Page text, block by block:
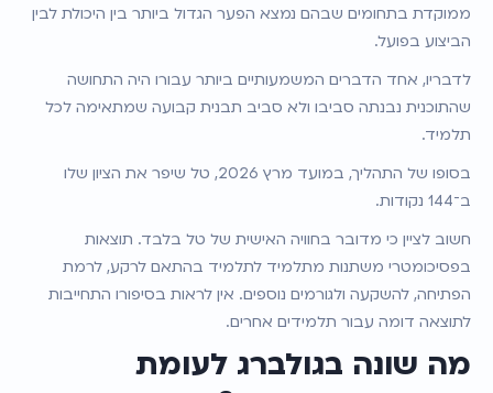
ממוקדת בתחומים שבהם נמצא הפער הגדול ביותר בין היכולת לבין
הביצוע בפועל.
לדבריו, אחד הדברים המשמעותיים ביותר עבורו היה התחושה
שהתוכנית נבנתה סביבו ולא סביב תבנית קבועה שמתאימה לכל
תלמיד.
בסופו של התהליך, במועד מרץ 2026, טל שיפר את הציון שלו
ב־144 נקודות.
חשוב לציין כי מדובר בחוויה האישית של טל בלבד. תוצאות
בפסיכומטרי משתנות מתלמיד לתלמיד בהתאם לרקע, לרמת
הפתיחה, להשקעה ולגורמים נוספים. אין לראות בסיפורו התחייבות
לתוצאה דומה עבור תלמידים אחרים.
מה שונה בגולברג לעומת